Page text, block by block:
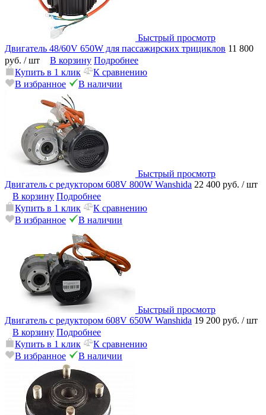
Быстрый просмотр
Двигатель 48/60V 650W для пассажирских трициклов 11 800
руб. / шт В корзину Подробнее
Купить в 1 клик
К сравнению
В избранное
В наличии
Быстрый просмотр
Двигатель с редуктором 608V 800W Wanshida 22 400 руб. / шт
В корзину Подробнее
Купить в 1 клик
К сравнению
В избранное
В наличии
Быстрый просмотр
Двигатель с редуктором 608V 650W Wanshida 19 200 руб. / шт
В корзину Подробнее
Купить в 1 клик
К сравнению
В избранное
В наличии